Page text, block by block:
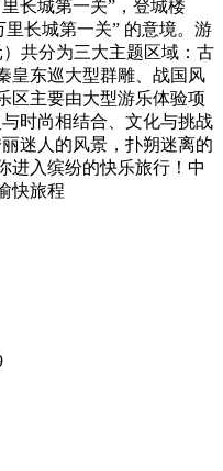
长城第一关”，登城楼
长城第一关” 的意境。游
共分为三大主题区域：古
皇东巡大型群雕、战国风
区主要由大型游乐体验项
时尚相结合、文化与挑战
迷人的风景，扑朔迷离的
进入缤纷的快乐旅行！中
快旅程